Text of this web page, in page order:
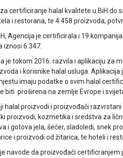
certificiranje halal kvalitete u BiH do
i restorana, te 4.458 proizvoda,
Agencija je certificirala i 19
iznosi 6.347.
je tokom 2016. razvila i aplikaciju za
i korisnike halal usluga.
imaju podatke o svim halal
biti proširena na zemlje Evrope i
halal proizvodi i proizvođači
proizvodi, kozmetika i sredstva za
i gotova jela, šećer, sladoledi, snek
i proizvodi od žitarica, te hoteli i
navode da proizvođači